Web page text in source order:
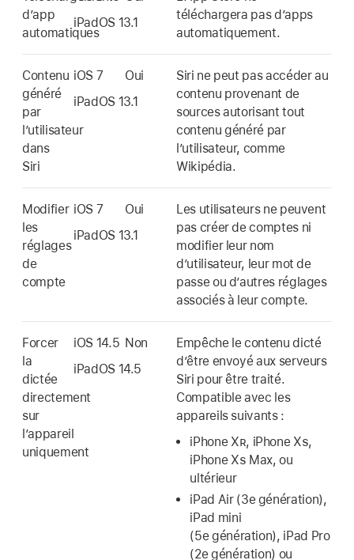
d’app
automatiques
iPadOS 13.1
téléchargera pas d’apps
automatiquement.
Contenu
généré
par
l’utilisateur
dans
Siri
iOS 7
iPadOS 13.1
Oui
Siri ne peut pas accéder au
contenu provenant de
sources autorisant tout
contenu généré par
l’utilisateur, comme
Wikipédia.
Modifier
les
réglages
de
compte
iOS 7
iPadOS 13.1
Oui
Les utilisateurs ne peuvent
pas créer de comptes ni
modifier leur nom
d’utilisateur, leur mot de
passe ou d’autres réglages
associés à leur compte.
Forcer
la
dictée
directement
sur
l’appareil
uniquement
iOS 14.5
iPadOS 14.5
Non
Empêche le contenu dicté
d’être envoyé aux serveurs
Siri pour être traité.
Compatible avec les
appareils suivants :
iPhone XR, iPhone XS,
iPhone XS Max, ou
ultérieur
iPad Air(3e génération),
iPad mini
(5e génération), iPad Pro
(2e génération) ou